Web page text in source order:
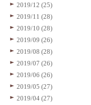
2019/12 (25)
2019/11 (28)
2019/10 (28)
2019/09 (26)
2019/08 (28)
2019/07 (26)
2019/06 (26)
2019/05 (27)
2019/04 (27)